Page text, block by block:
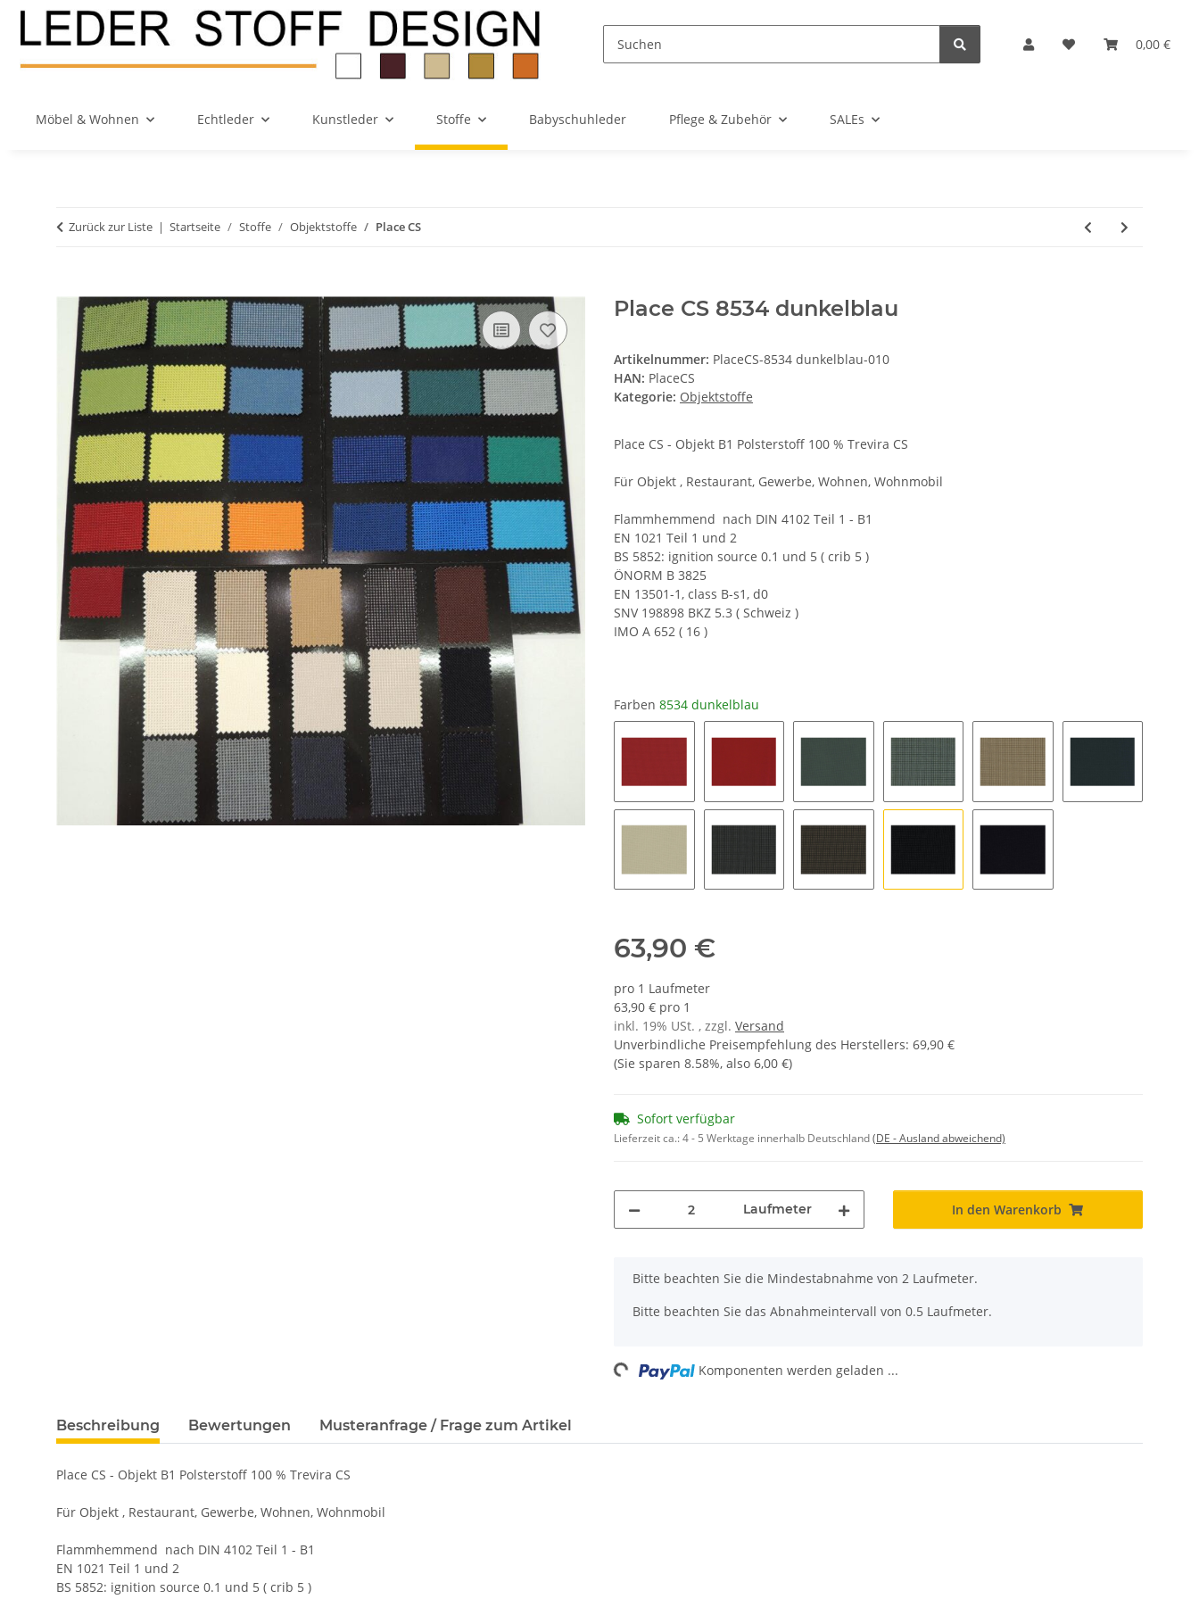
0,00 €
Möbel & Wohnen Echtleder Kunstleder Stoffe Babyschuhleder Pflege & Zubehör SALEs
Zurück zur Liste Startseite Stoffe Objektstoffe Place CS
Place CS 8534 dunkelblau
Artikelnummer: PlaceCS-8534 dunkelblau-010
HAN: PlaceCS
Kategorie: Objektstoffe
Place CS - Objekt B1 Polsterstoff 100 % Trevira CS
Für Objekt , Restaurant, Gewerbe, Wohnen, Wohnmobil
Flammhemmend nach DIN 4102 Teil 1 - B1
EN 1021 Teil 1 und 2
BS 5852: ignition source 0.1 und 5 ( crib 5 )
ÖNORM B 3825
EN 13501-1, class B-s1, d0
SNV 198898 BKZ 5.3 ( Schweiz )
IMO A 652 ( 16 )
Farben 8534 dunkelblau
4528 rot 4027 rot 8007 grau 8507 grau 2514 sand
63,90 €
pro 1 Laufmeter
63,90 € pro 1
inkl. 19% USt. , zzgl. Versand
Unverbindliche Preisempfehlung des Herstellers: 69,90 €
(Sie sparen 8.58%, also 6,00 €)
Sofort verfügbar
Lieferzeit ca.:4 - 5 Werktage innerhalb Deutschland(DE - Ausland abweichend)
Laufmeter In den Warenkorb
x
Bitte beachten Sie die Mindestabnahme von 2 Laufmeter.
Bitte beachten Sie das Abnahmeintervall von 0.5 Laufmeter.
Loading... Komponenten werden geladen ...
Beschreibung Bewertungen Musteranfrage / Frage zum Artikel
Place CS - Objekt B1 Polsterstoff 100 % Trevira CS
Für Objekt , Restaurant, Gewerbe, Wohnen, Wohnmobil
Flammhemmend nach DIN 4102 Teil 1 - B1
EN 1021 Teil 1 und 2
BS 5852: ignition source 0.1 und 5 ( crib 5 )